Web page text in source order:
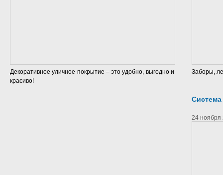
Декоративное уличное покрытие – это удобно, выгодно и
красиво!
Заборы,
24 ноября